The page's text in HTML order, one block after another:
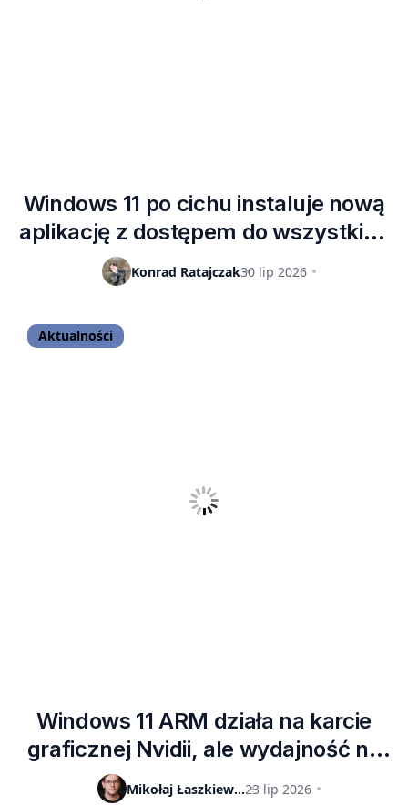
Windows 11 po cichu instaluje nową
aplikację z dostępem do wszystkich
twoich zdjęć – przywitaj OneDrive
Photos
Konrad Ratajczak30 lip 2026
Aktualności
Windows 11 ARM działa na karcie
graficznej Nvidii, ale wydajność na
razie mocno rozczarowuje
Mikołaj Łaszkiewicz23 lip 2026